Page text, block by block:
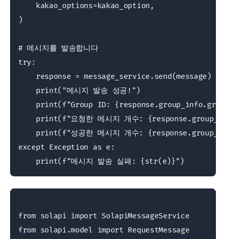
    kakao_options=kakao_option,
)
# 메시지를 발송합니다
try:
    response = message_service.send(message)
    print("메시지 발송 성공!")
print(f"Group ID:
print(f"요청한 메시지 개수:
print(f"성공한 메시지 개수:
except Exception as e:
    print(f"메시지 발송 실패: {str(e)}")
from solapi import SolapiMessageService
from solapi.model import RequestMessage